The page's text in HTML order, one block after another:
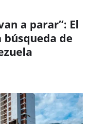
a parar”: El
de